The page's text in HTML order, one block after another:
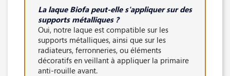
La laque Biofa peut-elle s'appliquer sur des
supports métalliques ?
Oui, notre laque est compatible sur les
supports métalliques, ainsi que sur les
radiateurs, ferronneries, ou éléments
décoratifs en veillant à appliquer la primaire
anti-rouille avant.